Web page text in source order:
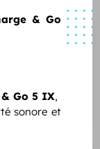
& Go
Go 5 IX,
sonore et